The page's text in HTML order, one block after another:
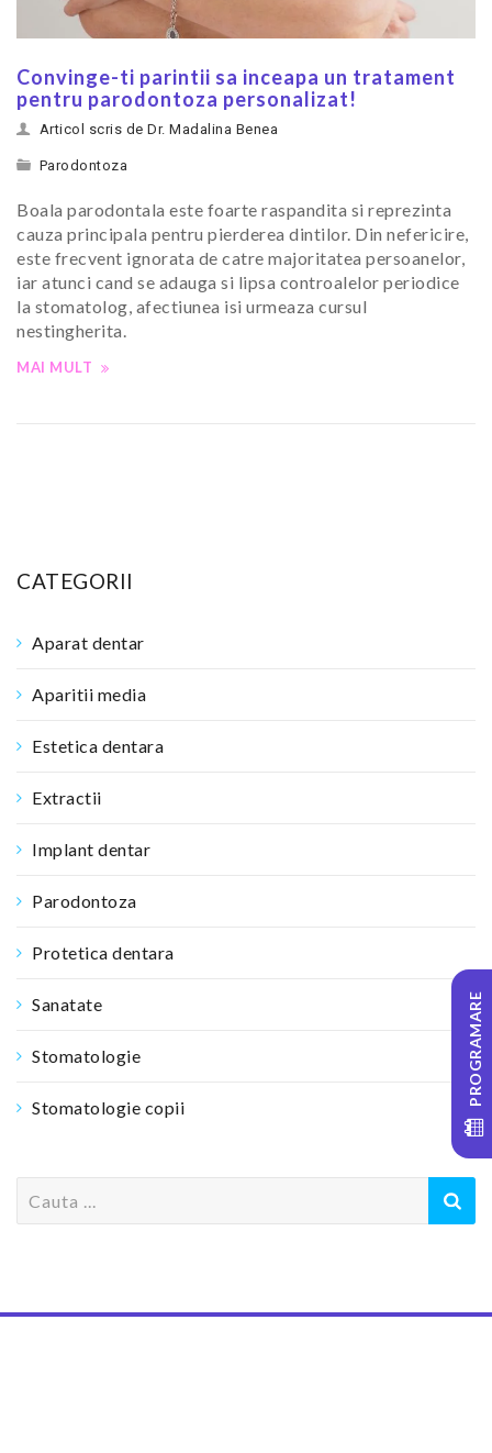
Convinge-ti parintii sa inceapa un tratament
pentru parodontoza personalizat!
Articol scris de Dr. Madalina Benea
Parodontoza
Boala parodontala este foarte raspandita si reprezinta
cauza principala pentru pierderea dintilor. Din nefericire,
este frecvent ignorata de catre majoritatea persoanelor,
iar atunci cand se adauga si lipsa controalelor periodice
la stomatolog, afectiunea isi urmeaza cursul
nestingherita.
MAI MULT
CATEGORII
Aparat dentar
Aparitii media
Estetica dentara
Extractii
Implant dentar
Parodontoza
Protetica dentara
Sanatate
Stomatologie
Stomatologie copii
h
PROGRAMARE